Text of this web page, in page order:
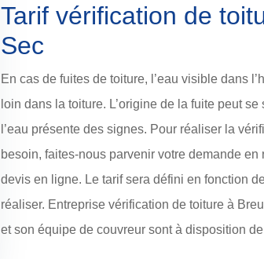
Tarif vérification de
Sec
En cas de fuites de toiture, l’eau visible dans
loin dans la toiture. L’origine de la fuite peut se
l’eau présente des signes. Pour réaliser la
besoin, faites-nous parvenir votre demande
devis en ligne. Le tarif sera défini en fonction
réaliser. Entreprise vérification de toiture à
et son équipe de couvreur sont à disposition